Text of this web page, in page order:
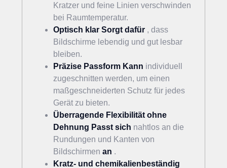
Kratzer und feine Linien verschwinden
bei Raumtemperatur.
Optisch klar Sorgt dafür , dass
Bildschirme lebendig und gut lesbar
bleiben.
Präzise Passform Kann individuell
zugeschnitten werden, um einen
maßgeschneiderten Schutz für jedes
Gerät zu bieten.
Überragende Flexibilität ohne
Dehnung Passt sich nahtlos an die
Rundungen und Kanten von
Bildschirmenan .
Kratz- und chemikalienbeständig